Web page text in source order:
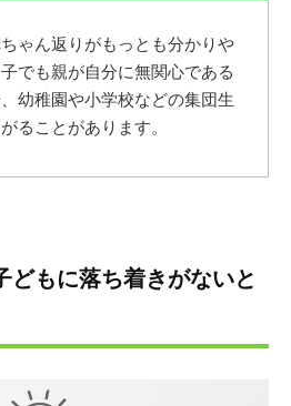
ゃん返りがもっとも分かりや
でも親が自分に無関心である
幼稚園や小学校などの集団生
ることがあります。
どもに落ち着きがないと